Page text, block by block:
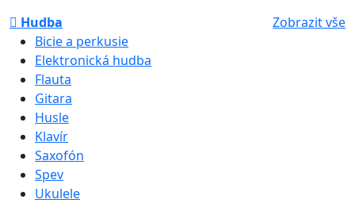
Hudba
Zobrazit vše
Bicie a perkusie
Elektronická hudba
Flauta
Gitara
Husle
Klavír
Saxofón
Spev
Ukulele